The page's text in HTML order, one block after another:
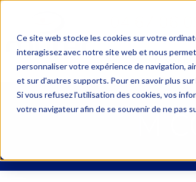
Ce site web stocke les cookies sur votre
interagissez avec notre site web et nous
personnaliser votre expérience de navigation,
et sur d'autres supports. Pour en savoir plus
Si vous refusez l'utilisation des cookies, vos
votre navigateur afin de se souvenir de ne pas
M